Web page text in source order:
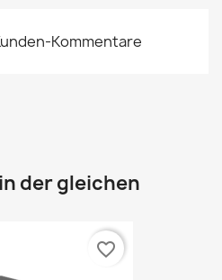
Kommentare
der gleichen
favorite_border